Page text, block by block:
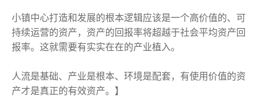
小镇中心打造和发展的根本逻辑应该是一个高价值的、可
持续运营的资产，资产的回报率将超越于社会平均资产回
报率。这就需要有实实在在的产业植入。
人流是基础、产业是根本、环境是配套，有使用价值的资
产才是真正的有效资产。】